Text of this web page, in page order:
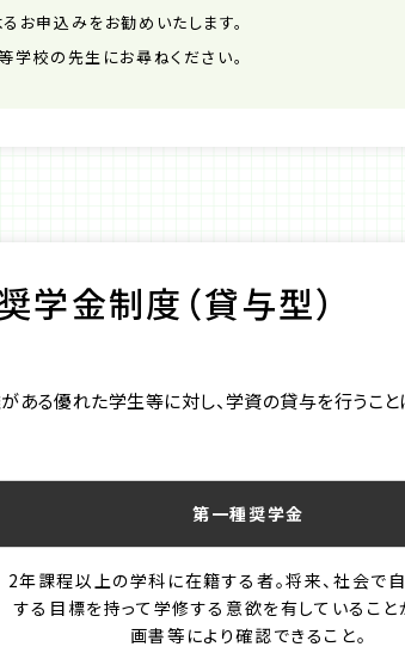
お申込みをお勧めいたします。
学校の先生にお尋ねください。
金制度（貸与型）
ある優れた学生等に対し、学資の貸与を行うこ
第一種奨学金
2年課程以上の学科に在籍する者。将来、社会で
する目標を持って学修する意欲を有していること
画書等により確認できること。